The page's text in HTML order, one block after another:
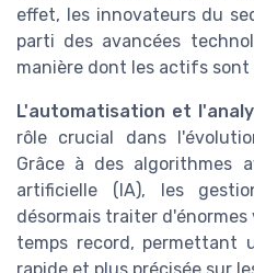
effet, les innovateurs du
parti des avancées
manière dont les actifs sont
L'automatisation et
rôle crucial dans
Grâce à des algorithmes
artificielle (IA), les
désormais traiter
temps record, permettant
rapide et plus précisée sur